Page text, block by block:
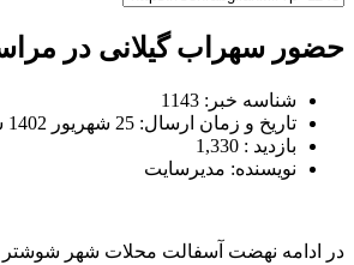
حضور سهراب گیلانی در
شناسه خبر: 1143
تاریخ و زمان ارسال: 25 شهریور 1402 ساعت 02:41
بازدید : 1,330
نویسنده: مدیرسایت
در ادامه نهضت آسفالت محلات شهر شوشتر